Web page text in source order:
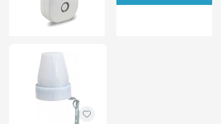
Alege tehnologia smart home potrivita pentru
intr-una inteligenta sau sa incepi cu cateva
dispozitive smart, avem solutii personalizate pentru
orice nevoie. Descopera gama noastra de produse si
bucura-te de un stil de viata modern si eficient!
🏠 Transforma-ti casa intr-una inteligenta acum!